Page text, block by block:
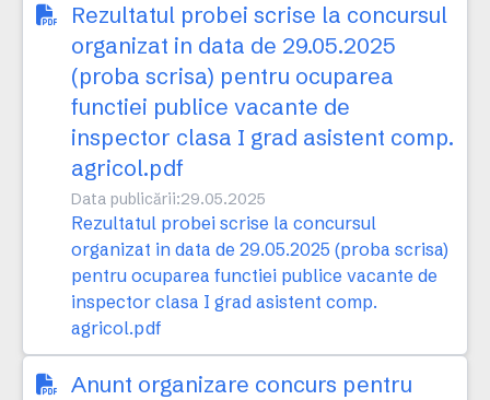
Rezultatul probei scrise la concursul
organizat in data de 29.05.2025
(proba scrisa) pentru ocuparea
functiei publice vacante de
inspector clasa I grad asistent comp.
agricol.pdf
Data publicării:29.05.2025
Rezultatul probei scrise la concursul
organizat in data de 29.05.2025 (proba scrisa)
pentru ocuparea functiei publice vacante de
inspector clasa I grad asistent comp.
agricol.pdf
Anunt organizare concurs pentru